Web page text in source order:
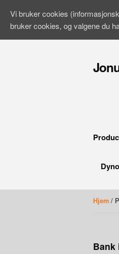
Hjem /
Bank
Vi bruker cookies
bruker cookies, og valgene du